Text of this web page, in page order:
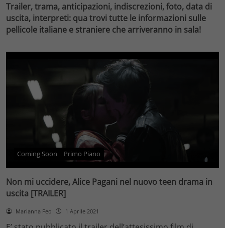
Trailer, trama, anticipazioni, indiscrezioni, foto, data di
uscita, interpreti: qua trovi tutte le informazioni sulle
pellicole italiane e straniere che arriveranno in sala!
Coming Soon Primo Piano
Non mi uccidere, Alice Pagani nel nuovo teen drama in
uscita [TRAILER]
Marianna Feo 1 Aprile 2021